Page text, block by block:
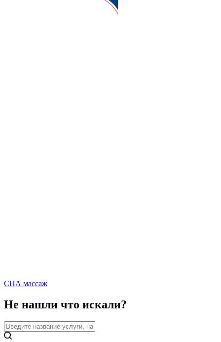
СПА массаж
Не нашли что искали?